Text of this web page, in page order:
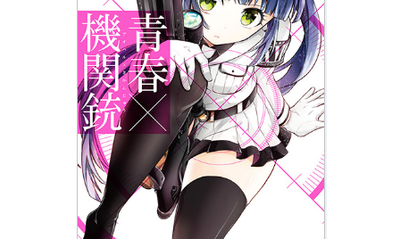
会社情報 採用情報
スクウェア・エニックス サイト内検索